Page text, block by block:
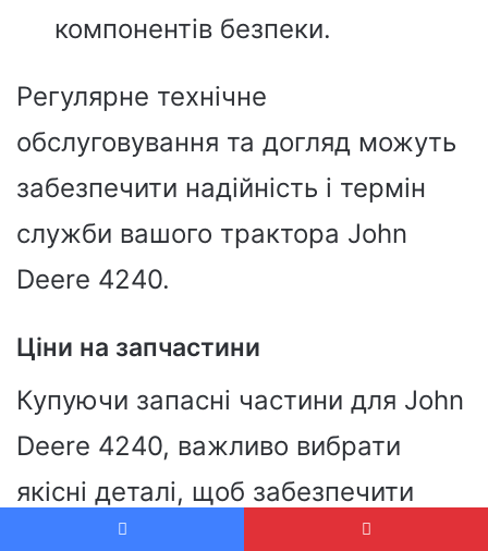
компонентів безпеки.
Регулярне технічне
обслуговування та догляд можуть
забезпечити надійність і термін
служби вашого трактора John
Deere 4240.
Ціни на запчастини
Купуючи запасні частини для John
Deere 4240, важливо вибрати
якісні деталі, щоб забезпечити
оптимальну продуктивність і